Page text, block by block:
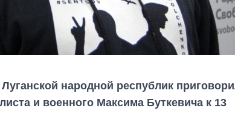
народной республик
и военного Максима Буткевича к 13